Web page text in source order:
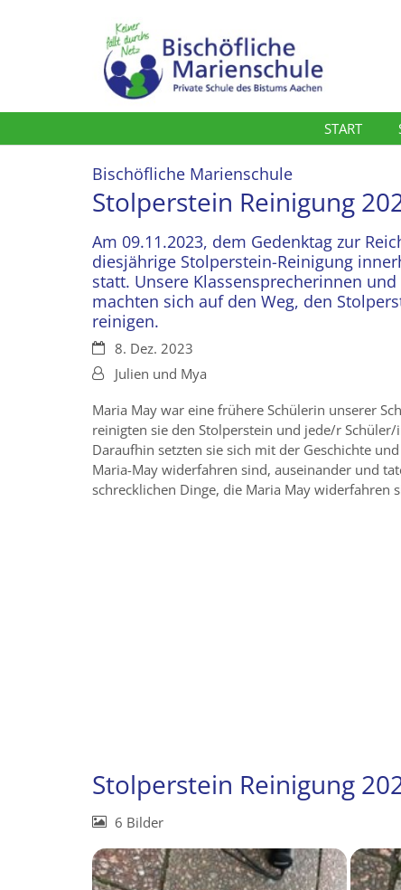
START
Bischöfliche Marienschule:
Stolperstein Reinigung
Am 09.11.2023, dem Gedenktag zur
diesjährige Stolperstein-Reinigung
statt. Unsere Klassensprecherinnen
machten sich auf den Weg, den
reinigen.
Datum:8. Dez. 2023
Von:Julien und Mya
Maria May war eine frühere Schülerin unserer
reinigten sie den Stolperstein und jede/r Schüler/
Daraufhin setzten sie sich mit der Geschichte
Maria-May widerfahren sind, auseinander und
schrecklichen Dinge, die Maria May widerfahren
Stolperstein Reinigung
6 Bilder